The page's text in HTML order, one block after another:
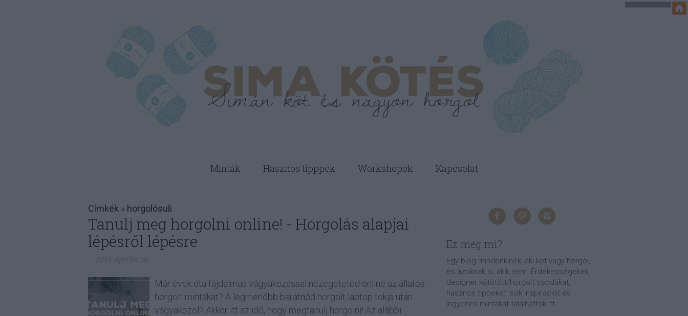
Minták Hasznos tipppek Workshopok Kapcsolat
Címkék » horgolósuli
Tanulj meg horgolni online! - Horgolás alapjai
lépésről lépésre
2019. április 29.
Már évek óta fájdalmas vágyakozással nézegeteted online az állatos
horgolt mintákat? A legmenőbb barátnőd horgolt laptop tokja után
vágyakozol? Akkor itt az idő, hogy megtanulj horgolni! Az alábbi
Ez meg mi?
Egy blog mindenkinek, aki köt vagy horgol,
és azoknak is, akik nem. Érdekességeket,
designer kötötött/horgolt csodákat,
hasznos tippeket, sok inspirációt és
ingyenes mintákat találhattok itt.